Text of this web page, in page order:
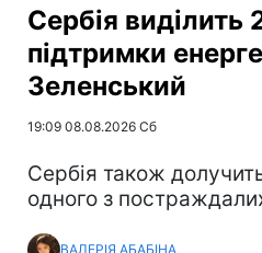
Сербія виділить
підтримки
Зеленський
19:09 08.08.2026 Сб
Сербія також
одного з
ВАЛЕРІЯ АБАБІНА